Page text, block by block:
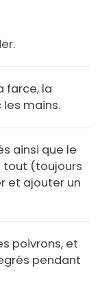
farce, la
mains.
ainsi que le
tout (toujours
et ajouter un
poivrons, et
pendant